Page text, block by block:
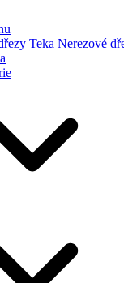
Teka Nerezové